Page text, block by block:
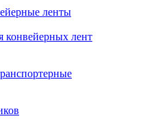
ленты
конвейерных лент